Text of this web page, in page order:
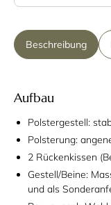
Beschreibung
Aufbau
Polstergestell:
Polsterung:
2 Rückenkissen
Gestell/Beine:
und als